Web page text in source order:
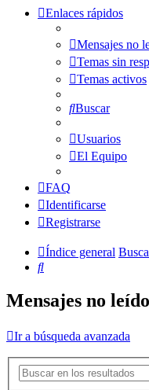
Enlaces rápidos
Mensajes no
Temas sin
Temas activos
Buscar
Usuarios
El Equipo
FAQ
Identificarse
Registrarse
Índice general
Buscar
Mensajes no
Ir a búsqueda avanzada